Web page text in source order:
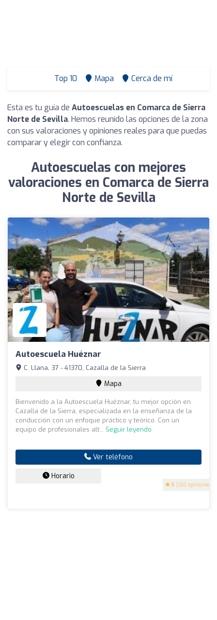
Top 10 Mapa Cerca de mí
Esta es tu guía de Autoescuelas en Comarca de Sierra
Norte de Sevilla. Hemos reunido las opciones de la zona
con sus valoraciones y opiniones reales para que puedas
comparar y elegir con confianza.
Autoescuelas con mejores
valoraciones en Comarca de Sierra
Norte de Sevilla
Autoescuela Huéznar
5 (100 opiniones)
C. Llana, 37 - 41370, Cazalla de la Sierra
Mapa
Bienvenido a la Autoescuela Huéznar, tu mejor opción en
Cazalla de la Sierra, especializada en la enseñanza de la
conducción con un enfoque práctico y teórico. Con un
equipo de profesionales alt... Seguir leyendo
Ver teléfono
Horario